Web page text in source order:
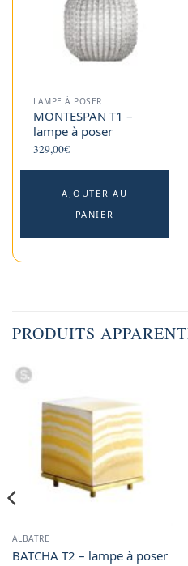
LAMPE À POSER
MONTESPAN T1 –
lampe à poser
329,00€
AJOUTER AU
PANIER
PRODUITS
ALBATRE
BATCHA T2 – lampe à poser